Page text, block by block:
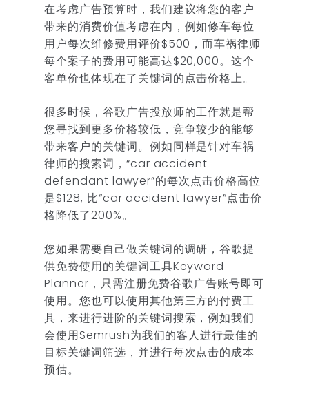
在考虑广告预算时，我们建议将您的客户
带来的消费价值考虑在内，例如修车每位
用户每次维修费用评价$500，而车祸律师
每个案子的费用可能高达$20,000。这个
客单价也体现在了关键词的点击价格上。
很多时候，谷歌广告投放师的工作就是帮
您寻找到更多价格较低，竞争较少的能够
带来客户的关键词。例如同样是针对车祸
律师的搜索词，“car accident
defendant lawyer”的每次点击价格高位
是$128, 比“car accident lawyer”点击价
格降低了200%。
您如果需要自己做关键词的调研，谷歌提
供免费使用的关键词工具Keyword
Planner，只需注册免费谷歌广告账号即可
使用。您也可以使用其他第三方的付费工
具，来进行进阶的关键词搜索，例如我们
会使用Semrush为我们的客人进行最佳的
目标关键词筛选，并进行每次点击的成本
预估。